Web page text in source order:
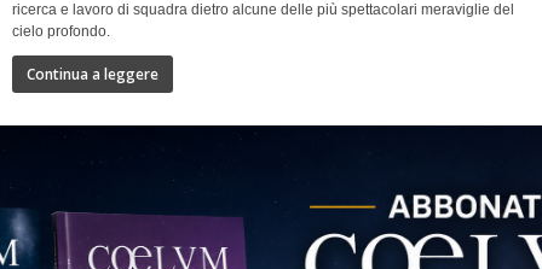
ricerca e lavoro di squadra dietro alcune delle più spettacolari meraviglie del
cielo profondo.
Continua a leggere